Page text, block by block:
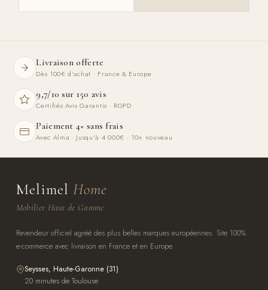
Livraison offerte
Dès 100€ d'achat · France & Europe
9,7/10 sur 150 avis
Certifiés Avis Garantis · RGPD
Paiement 4× sans frais
Avec Alma · Jusqu'à 4 000€ · 10× nouveau
Melimel Home
Mobilier Haut de Gamme
Revendeur officiel agréé des plus belles marques européennes. Site 100%
e-commerce avec livraison en France et en Europe.
Seysses, Haute-Garonne (31)
20 minutes de Toulouse